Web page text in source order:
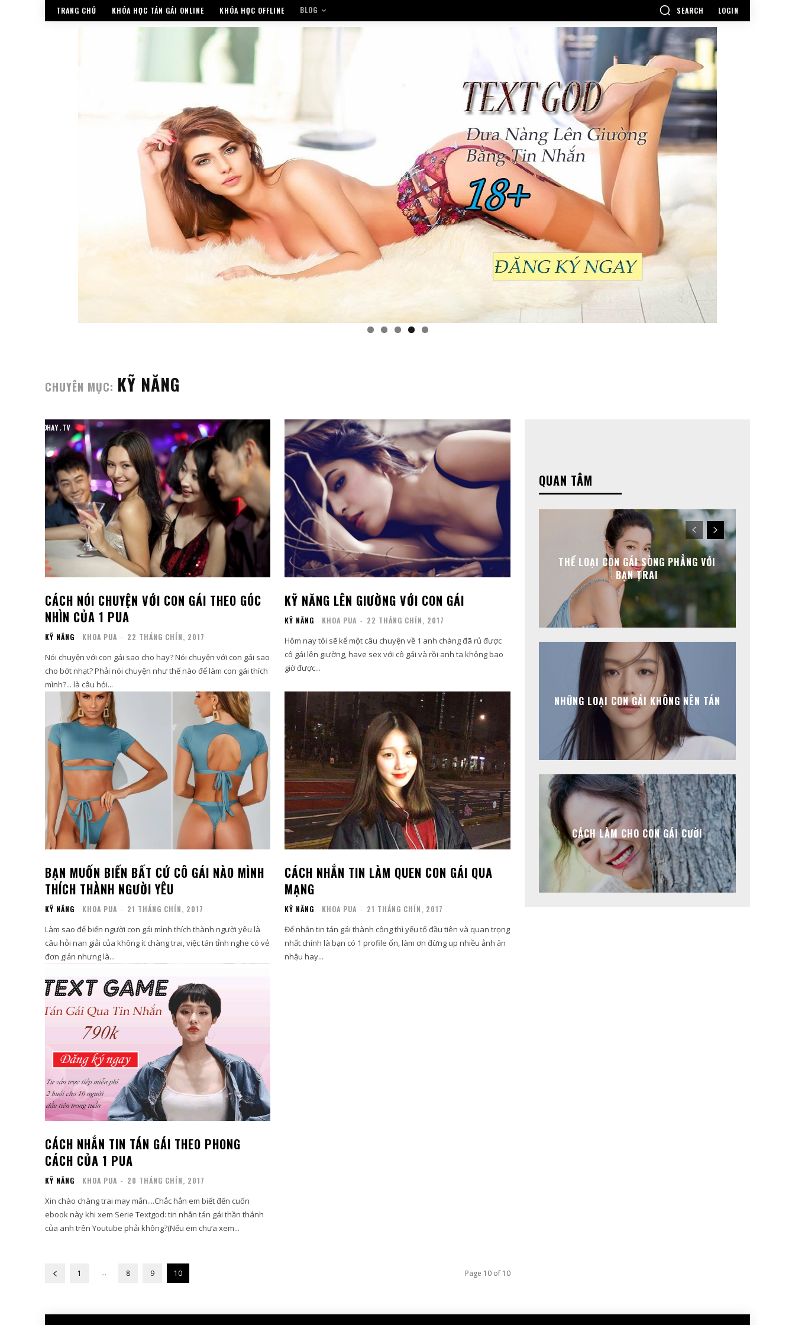
TRANG CHỦ KHÓA HỌC TÁN GÁI ONLINE KHÓA HỌC OFFLINE BLOG SEARCH LOGIN
CHUYÊN MỤC: KỸ NĂNG
CÁCH NÓI CHUYỆN VỚI CON GÁI THEO GÓC
NHÌN CỦA 1 PUA
KỸ NĂNG KHOA PUA - 22 THÁNG CHÍN, 2017
Nói chuyện với con gái sao cho hay? Nói chuyện với con gái sao
cho bớt nhạt? Phải nói chuyện như thế nào để làm con gái thích
mình?... là câu hỏi...
KỸ NĂNG LÊN GIƯỜNG VỚI CON GÁI
KỸ NĂNG KHOA PUA - 22 THÁNG CHÍN, 2017
Hôm nay tôi sẽ kể một câu chuyện về 1 anh chàng đã rủ được
cô gái lên giường, have sex với cô gái và rồi anh ta không bao
giờ được...
BẠN MUỐN BIẾN BẤT CỨ CÔ GÁI NÀO MÌNH
THÍCH THÀNH NGƯỜI YÊU
KỸ NĂNG KHOA PUA - 21 THÁNG CHÍN, 2017
Làm sao để biến người con gái mình thích thành người yêu là
câu hỏi nan giải của không ít chàng trai, việc tán tỉnh nghe có vẻ
đơn giản nhưng là...
CÁCH NHẮN TIN LÀM QUEN CON GÁI QUA
MẠNG
KỸ NĂNG KHOA PUA - 21 THÁNG CHÍN, 2017
Đế nhắn tin tán gái thành công thì yếu tố đầu tiên và quan trọng
nhất chính là bạn có 1 profile ổn, làm ơn đừng up nhiều ảnh ăn
nhậu hay...
CÁCH NHẮN TIN TÁN GÁI THEO PHONG
CÁCH CỦA 1 PUA
KỸ NĂNG KHOA PUA - 20 THÁNG CHÍN, 2017
Xin chào chàng trai may mắn....Chắc hẳn em biết đến cuốn
ebook này khi xem Serie Textgod: tin nhắn tán gái thần thánh
của anh trên Youtube phải không?(Nếu em chưa xem...
1 ... 8 9 10 Page 10 of 10
QUAN TÂM
THỂ LOẠI CON GÁI SÒNG PHẲNG VỚI
BẠN TRAI
NHỮNG LOẠI CON GÁI KHÔNG NÊN TÁN
CÁCH LÀM CHO CON GÁI CƯỜI